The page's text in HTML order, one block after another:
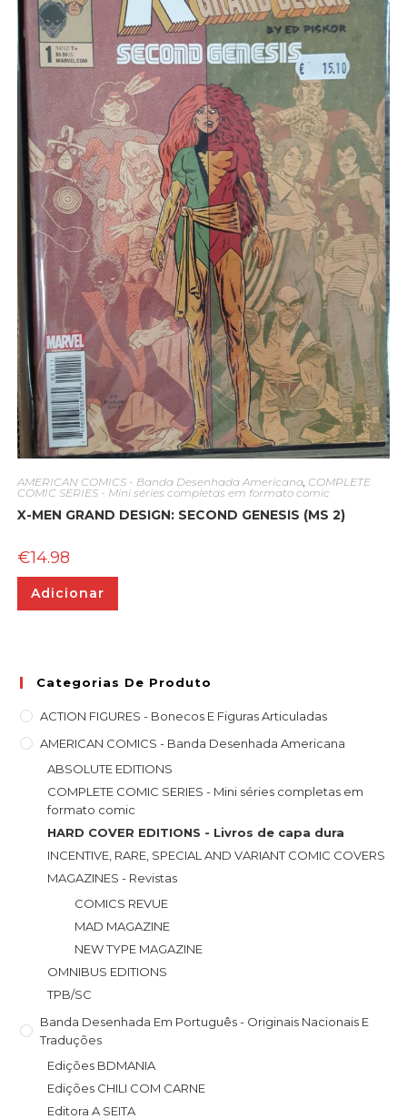
AMERICAN COMICS - Banda Desenhada Americana, COMPLETE
COMIC SERIES - Mini séries completas em formato comic
X-MEN GRAND DESIGN: SECOND GENESIS (MS 2)
€14.98
Adicionar
Categorias De Produto
ACTION FIGURES - Bonecos E Figuras Articuladas
AMERICAN COMICS - Banda Desenhada Americana
ABSOLUTE EDITIONS
COMPLETE COMIC SERIES - Mini séries completas em
formato comic
HARD COVER EDITIONS - Livros de capa dura
INCENTIVE, RARE, SPECIAL AND VARIANT COMIC COVERS
MAGAZINES - Revistas
COMICS REVUE
MAD MAGAZINE
NEW TYPE MAGAZINE
OMNIBUS EDITIONS
TPB/SC
Banda Desenhada Em Português - Originais Nacionais E
Traduções
Edições BDMANIA
Edições CHILI COM CARNE
Editora A SEITA